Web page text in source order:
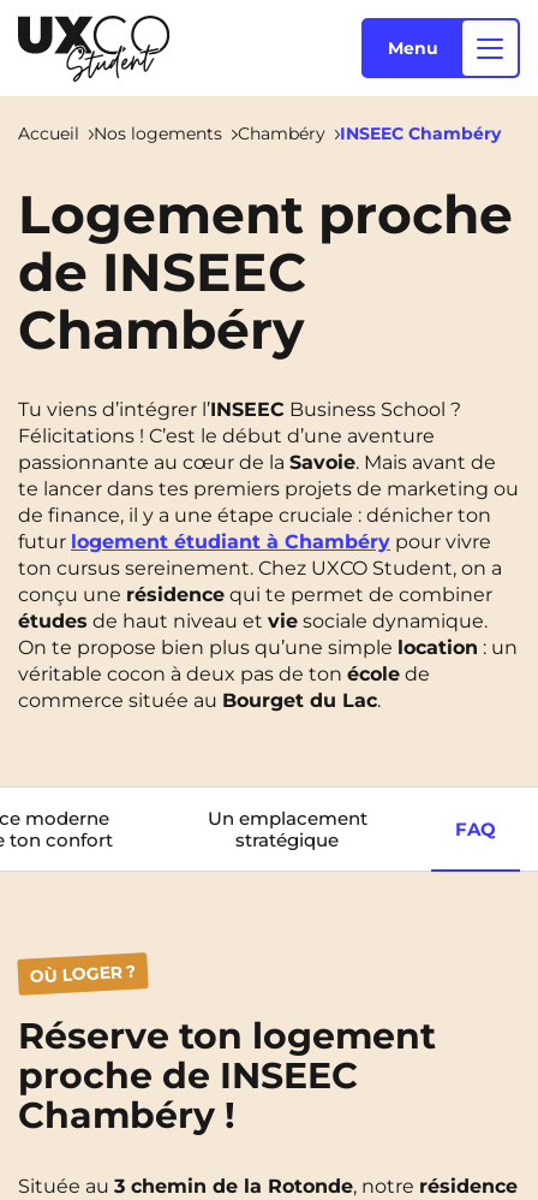
Nos logements
Annemasse Archamps
Aulnoy-Lez-Valenciennes Béziers
Bordeaux Boulogne-Billancourt
Brest
Cergy-Pontoise Clermont-Ferrand
Chambéry NEW! Dijon
Gradignan Grenoble
La Rochelle Le Havre
Marseille Montpellier
Palaiseau
Rennes Rouen
Saint-Denis
Qui sommes-nous ?
FR
FR
EN
Instagram
TikTokFacebookYouTubeLinkedIn
Menu
Accueil Nos logements Chambéry INSEEC Chambéry
Logement proche
de INSEEC
Chambéry
Tu viens d’intégrer l’INSEEC Business School ?
Félicitations ! C’est le début d’une aventure
passionnante au cœur de la Savoie. Mais avant de
te lancer dans tes premiers projets de marketing ou
de finance, il y a une étape cruciale : dénicher ton
futur logement étudiant à Chambéry pour vivre
ton cursus sereinement. Chez UXCO Student, on a
conçu une résidence qui te permet de combiner
études de haut niveau et vie sociale dynamique.
On te propose bien plus qu’une simple location : un
véritable cocon à deux pas de ton école de
commerce située au Bourget du Lac.
moderne
ton confort
Un emplacement
stratégique
FAQ
OÙ LOGER ?
Réserve ton logement
proche de INSEEC
Chambéry !
Située au 3 chemin de la Rotonde, notre résidence